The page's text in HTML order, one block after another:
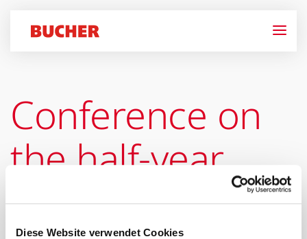
Diese Website verwendet Cookies
Conference on
the half-year
results